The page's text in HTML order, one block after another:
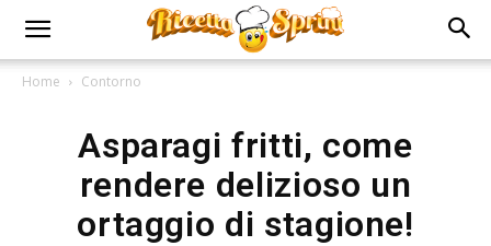
Home Contorno
Asparagi fritti, come
rendere delizioso un
ortaggio di stagione!